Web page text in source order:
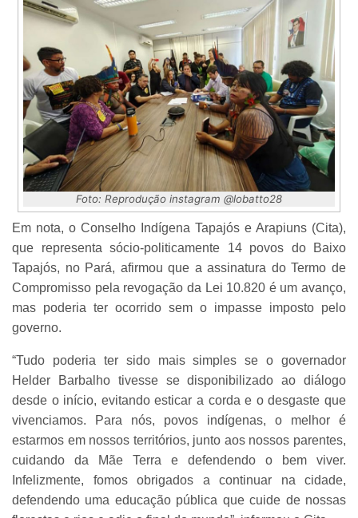
Foto: Reprodução instagram @lobatto28
Em nota, o Conselho Indígena Tapajós e Arapiuns (Cita),
que representa sócio-politicamente 14 povos do Baixo
Tapajós, no Pará, afirmou que a assinatura do Termo de
Compromisso pela revogação da Lei 10.820 é um avanço,
mas poderia ter ocorrido sem o impasse imposto pelo
governo.
“Tudo poderia ter sido mais simples se o governador
Helder Barbalho tivesse se disponibilizado ao diálogo
desde o início, evitando esticar a corda e o desgaste que
vivenciamos. Para nós, povos indígenas, o melhor é
estarmos em nossos territórios, junto aos nossos parentes,
cuidando da Mãe Terra e defendendo o bem viver.
Infelizmente, fomos obrigados a continuar na cidade,
defendendo uma educação pública que cuide de nossas